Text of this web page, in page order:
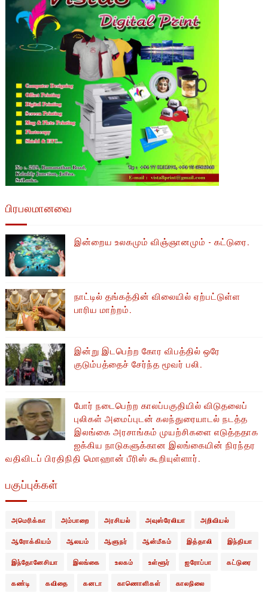
பிரபலமானவை
இன்றைய உலகமும் விஞ்ஞானமும் - கட்டுரை.
நாட்டில் தங்கத்தின் விலையில் ஏற்பட்டுள்ள
பாரிய மாற்றம்.
இன்று இடபெற்ற கோர விபத்தில் ஒரே
குடும்பத்தைச் சேர்ந்த மூவர் பலி.
போர் நடைபெற்ற காலப்பகுதியில் ​​விடுதலைப்
புலிகள் அமைப்புடன் கலந்துரையாடல் நடத்த
இலங்கை அரசாங்கம் முயற்சிகளை எடுத்ததாக
ஐக்கிய நாடுகளுக்கான இலங்கையின் நிரந்தர
வதிவிடப் பிரதிநிதி மொஹான் பீரிஸ் கூறியுள்ளார்.
பகுப்புக்கள்
அமெரிக்கா அம்பாறை அரசியல் அவுஸ்ரேலியா அறிவியல்
ஆரோக்கியம் ஆலயம் ஆளுநர் ஆன்மீகம் இத்தாலி இந்தியா
இந்தோனேசியா இலங்கை உலகம் உள்ளூர் ஐரோப்பா கட்டுரை
கண்டி கவிதை கனடா காணொளிகள் காலநிலை